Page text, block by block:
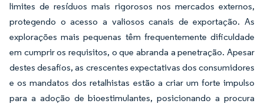
limites de resíduos mais rigorosos nos mercados externos,
protegendo o acesso a valiosos canais de exportação. As
explorações mais pequenas têm frequentemente dificuldade
em cumprir os requisitos, o que abranda a penetração. Apesar
destes desafios, as crescentes expectativas dos consumidores
e os mandatos dos retalhistas estão a criar um forte impulso
para a adoção de bioestimulantes, posicionando a procura